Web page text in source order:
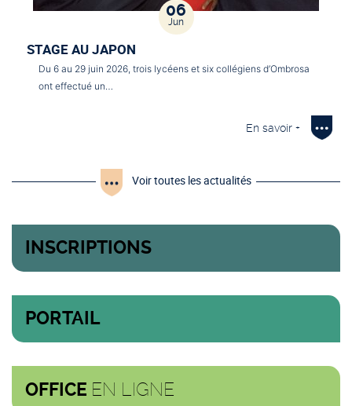
06
Jun
STAGE AU JAPON
Du 6 au 29 juin 2026, trois lycéens et six collégiens d’Ombrosa
ont effectué un…
En savoir +
Voir toutes les actualités
INSCRIPTIONS
PORTAIL
OFFICE EN LIGNE